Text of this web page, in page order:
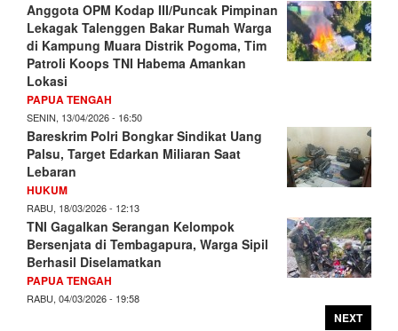
Anggota OPM Kodap III/Puncak Pimpinan
Lekagak Talenggen Bakar Rumah Warga
di Kampung Muara Distrik Pogoma, Tim
Patroli Koops TNI Habema Amankan
Lokasi
PAPUA TENGAH
SENIN, 13/04/2026 - 16:50
Bareskrim Polri Bongkar Sindikat Uang
Palsu, Target Edarkan Miliaran Saat
Lebaran
HUKUM
RABU, 18/03/2026 - 12:13
TNI Gagalkan Serangan Kelompok
Bersenjata di Tembagapura, Warga Sipil
Berhasil Diselamatkan
PAPUA TENGAH
RABU, 04/03/2026 - 19:58
NEXT